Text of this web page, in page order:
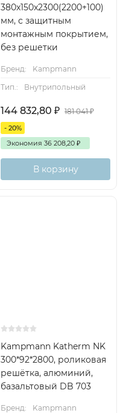
380x150x2300(2200+100)
мм, с защитным
монтажным покрытием,
без решетки
Бренд:
Kampmann
Тип.:
Внутрипольный
144 832,80 ₽ 181 041₽
- 20%
Экономия 36 208,20 ₽
В корзину
Kampmann Katherm NK
300*92*2800, роликовая
решётка, алюминий,
базальтовый DB 703
Бренд:
Kampmann